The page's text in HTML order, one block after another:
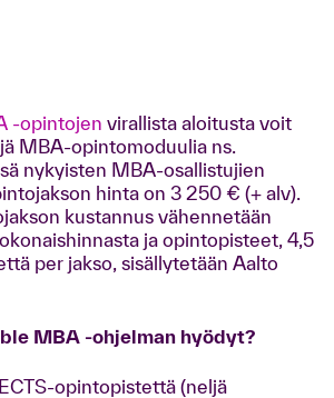
-opintojen virallista aloitusta voit
MBA-opintomoduulia ns.
nykyisten MBA-osallistujien
hinta on 3 250 € (+ alv).
kustannus vähennetään
ja opintopisteet, 4,5
per jakso, sisällytetään Aalto
MBA -ohjelman hyödyt?
opintopistettä (neljä